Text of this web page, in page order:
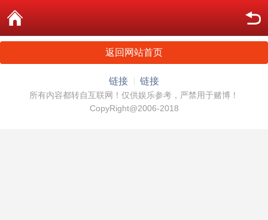
返回网站首页
链接 链接
所有内容都转自互联网！仅供娱乐参考，严禁用于赌博！
CopyRight@2006-2018